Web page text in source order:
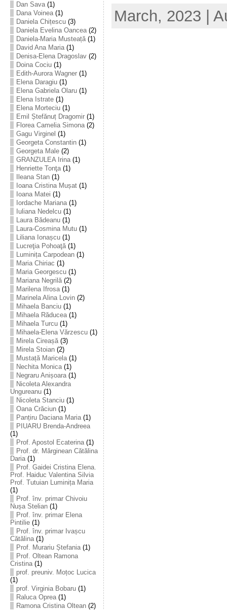
Dan Sava(1)
Dana Voinea(1)
Daniela Chițescu(3)
Daniela Evelina Oancea(2)
Daniela-Maria Musteață(1)
David Ana Maria(1)
Denisa-Elena Dragoslav(2)
Doina Cociu(1)
Edith-Aurora Wagner(1)
Elena Daragiu(1)
Elena Gabriela Olaru(1)
Elena Istrate(1)
Elena Morteciu(1)
Emil Ștefănuț Dragomir(1)
Florea Camelia Simona(2)
Gagu Virginel (1)
Georgeta Constantin(1)
Georgeta Male(2)
GRANZULEA Irina(1)
Henriette Tonţa(1)
Ileana Stan(1)
Ioana Cristina Mușat(1)
Ioana Matei (1)
Iordache Mariana(1)
Iuliana Nedelcu(1)
Laura Bădeanu(1)
Laura-Cosmina Mutu(1)
Liliana Ionașcu(1)
Lucreţia Pohoaţă(1)
Luminița Carpodean(1)
Maria Chiriac (1)
Maria Georgescu(1)
Mariana Negrilă(2)
Marilena Ifrosa(1)
Marinela Alina Lovin(2)
Mihaela Banciu(1)
Mihaela Răducea(1)
Mihaela Turcu(1)
Mihaela-Elena Vărzescu(1)
Mirela Cireașă(3)
Mirela Stoian(2)
Mustață Maricela(1)
Nechita Monica(1)
Negraru Anișoara(1)
Nicoleta Alexandra
Ungureanu(1)
Nicoleta Stanciu(1)
Oana Crăciun(1)
Panțiru Daciana Maria(1)
PIUARU Brenda-Andreea
(1)
Prof. Apostol Ecaterina(1)
Prof. dr. Mărginean Cătălina
Daria(1)
Prof. Gaidei Cristina Elena.
Prof. Haiduc Valentina Silvia
Prof. Tutuian Luminița Maria
(1)
Prof. înv. primar Chivoiu
Nușa Stelian(1)
Prof. înv. primar Elena
Pintilie(1)
Prof. înv. primar Ivașcu
Cătălina(1)
Prof. Murariu Ștefania(1)
Prof. Oltean Ramona
Cristina(1)
prof. preuniv. Moțoc Lucica
(1)
prof. Virginia Bobaru(1)
Raluca Oprea(1)
Ramona Cristina Oltean(2)
March, 2023 |